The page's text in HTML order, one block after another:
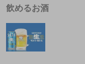
飲めるお酒